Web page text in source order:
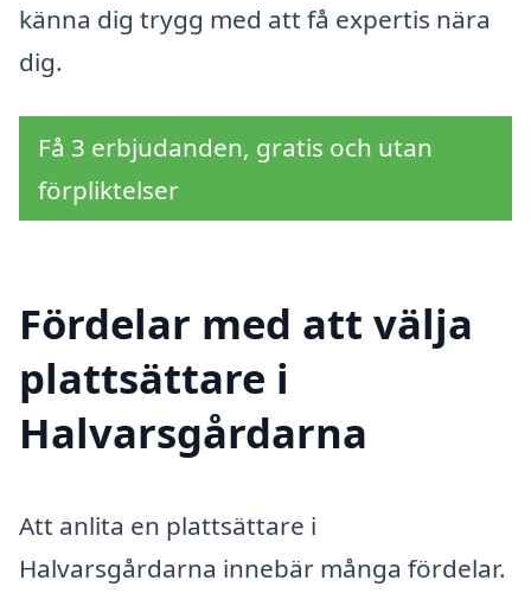
känna dig trygg med att få expertis nära
dig.
Få 3 erbjudanden, gratis och utan
förpliktelser
Fördelar med att välja
plattsättare i
Halvarsgårdarna
Att anlita en plattsättare i
Halvarsgårdarna innebär många fördelar.